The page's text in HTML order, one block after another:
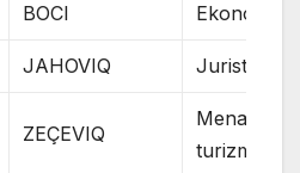
BOCI Ekonomist
JAHOVIQ Jurist
ZEÇEVIQ
Menaxher i
turizmit